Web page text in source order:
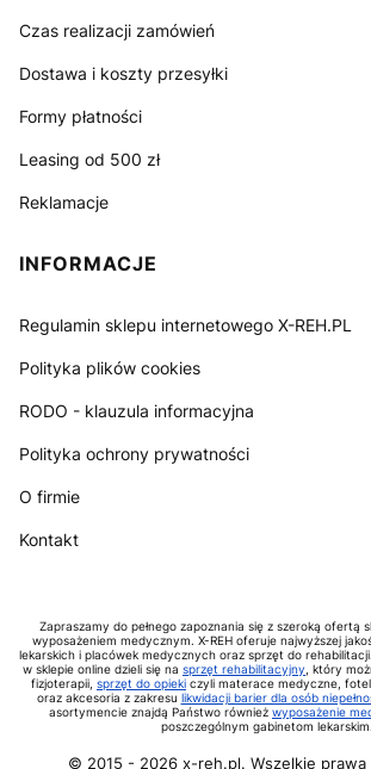
Czas realizacji zamówień
Dostawa i koszty przesyłki
Formy płatności
Leasing od 500 zł
Reklamacje
INFORMACJE
Regulamin sklepu internetowego X-REH.PL
Polityka plików cookies
RODO - klauzula informacyjna
Polityka ochrony prywatności
O firmie
Kontakt
Zapraszamy do pełnego zapoznania się z szeroką ofertą
wyposażeniem medycznym. X-REH oferuje najwyższej
lekarskich i placówek medycznych oraz sprzęt do
w sklepie online dzieli się na sprzęt rehabilitacyjny , który
fizjoterapii, sprzęt do opieki czyli materace medyczne,
oraz akcesoria z zakresu likwidacji barier dla osób
asortymencie znajdą Państwo również wyposażenie
poszczególnym gabinetom lekarskim.
© 2015 - 2026x-reh.pl. Wszelkie prawa